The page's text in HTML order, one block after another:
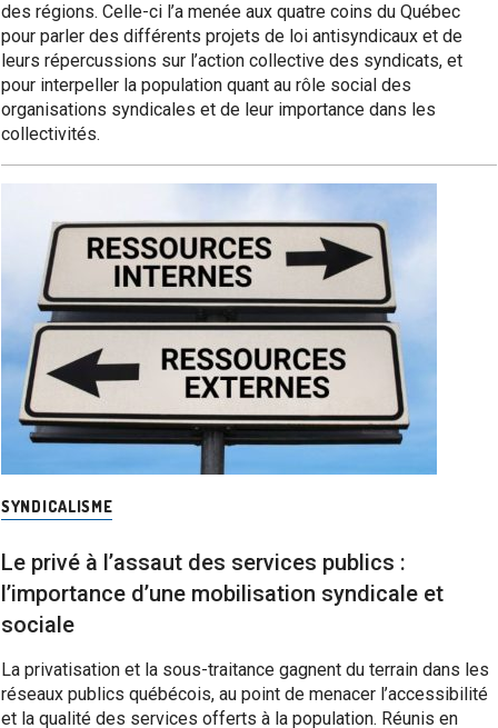
des régions. Celle-ci l’a menée aux quatre coins du Québec
pour parler des différents projets de loi antisyndicaux et de
leurs répercussions sur l’action collective des syndicats, et
pour interpeller la population quant au rôle social des
organisations syndicales et de leur importance dans les
collectivités.
SYNDICALISME
Le privé à l’assaut des services publics :
l’importance d’une mobilisation syndicale et
sociale
La privatisation et la sous-traitance gagnent du terrain dans les
réseaux publics québécois, au point de menacer l’accessibilité
et la qualité des services offerts à la population. Réunis en